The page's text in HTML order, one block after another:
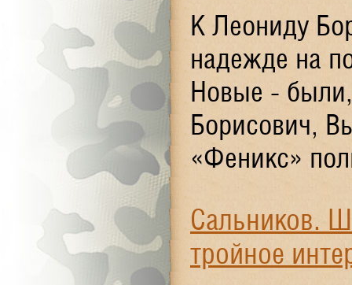
К Леониду
надежде на
Новые -
Борисович,
«Феникс»
Сальников.
тройное